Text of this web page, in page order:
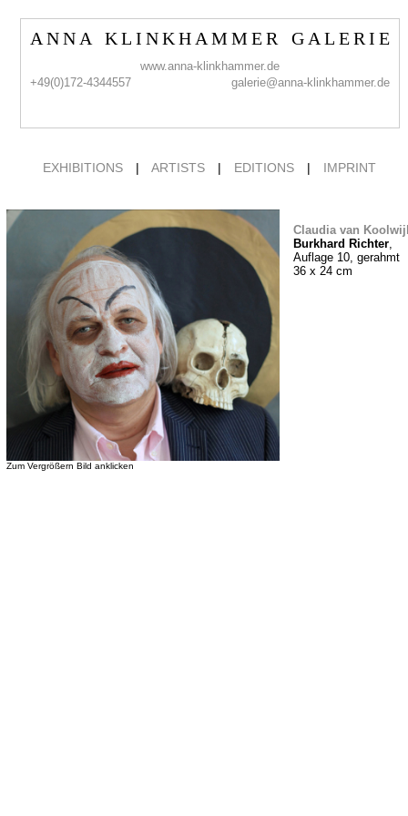
A N N A K L I N K H A M M E R G A L E R I E
www.anna-klinkhammer.de
+49(0)172-4344557
galerie@anna-klinkhammer.de
EXHIBITIONS | ARTISTS | EDITIONS | IMPRINT
Zum Vergrößern Bild anklicken
Claudia van
Burkhard Richter,
Auflage 10, gerahmt
36 x 24 cm